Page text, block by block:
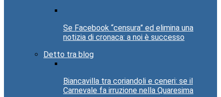
Se Facebook “censura” ed elimina una
notizia di cronaca: a noi è successo
Detto tra blog
Biancavilla tra coriandoli e ceneri: se il
Carnevale fa irruzione nella Quaresima